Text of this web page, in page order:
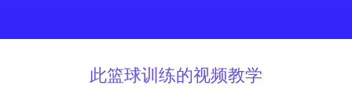
此篮球训练的视频教学